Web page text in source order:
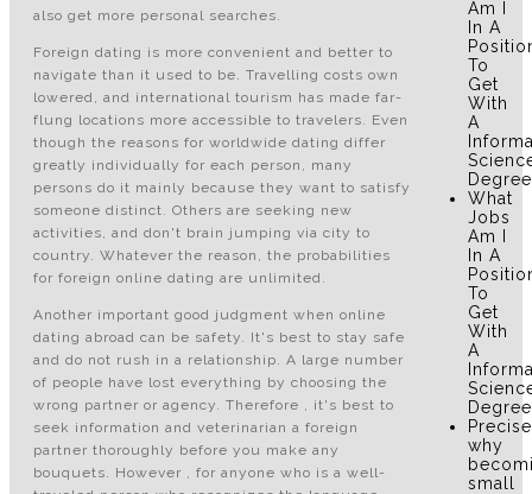
also get more personal searches.
Foreign dating is more convenient and better to
navigate than it used to be. Travelling costs own
lowered, and international tourism has made far-
flung locations more accessible to travelers. Even
though the reasons for worldwide dating differ
greatly individually for each person, many
persons do it mainly because they want to satisfy
someone distinct. Others are seeking new
activities, and don't brain jumping via city to
country. Whatever the reason, the probabilities
for foreign online dating are unlimited.
Another important good judgment when online
dating abroad can be safety. It's best to stay safe
and do not rush in a relationship. A large number
of people have lost everything by choosing the
wrong partner or agency. Therefore , it's best to
seek information and veterinarian a foreign
partner thoroughly before you make any
bouquets. However , for anyone who is a well-
Am I
In A
To
Get
With
A
What
Jobs
Am I
In A
To
Get
With
A
why
small